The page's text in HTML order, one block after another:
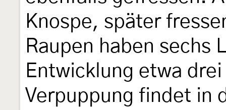
Knospe, später
Raupen haben sechs
Entwicklung etwa
Verpuppung findet in